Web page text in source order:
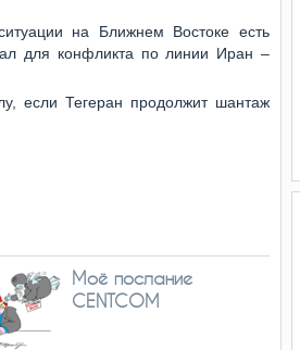
на Ближнем Востоке есть
для конфликта по линии Иран –
если Тегеран продолжит шантаж
Моё послание
CENTCOM